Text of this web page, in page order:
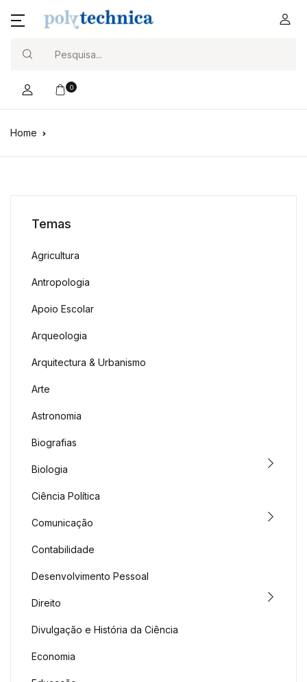
0
Home
Temas
Agricultura
Antropologia
Apoio Escolar
Arqueologia
Arquitectura & Urbanismo
Arte
Astronomia
Biografias
Biologia
Ciência Política
Comunicação
Contabilidade
Desenvolvimento Pessoal
Direito
Divulgação e História da Ciência
Economia